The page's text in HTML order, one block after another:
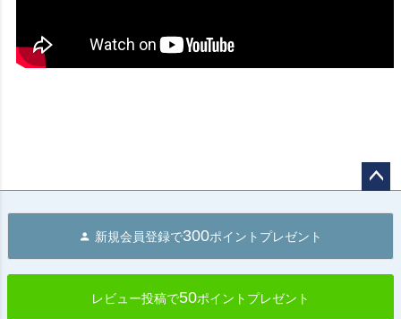
へ
新規会員登録で300ポイントプレゼント
レビュー投稿で50ポイントプレゼント